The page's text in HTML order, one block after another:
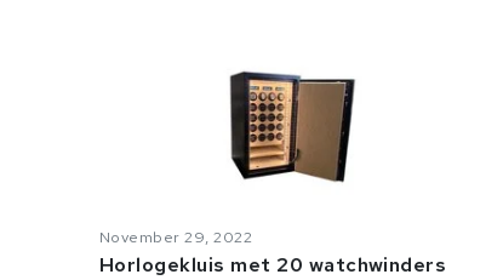
November 29, 2022
Horlogekluis met 20 watchwinders